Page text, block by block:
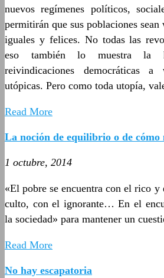
nuevos regímenes políticos,
permitirán que sus poblaciones sean
iguales y felices. No todas las
eso también lo muestra la
reivindicaciones democráticas
utópicas. Pero como toda utopía,
Read More
La noción de equilibrio o de cómo
1 octubre, 2014
«El pobre se encuentra con el rico
culto, con el ignorante… En el
la sociedad» para mantener un
Read More
No hay escapatoria